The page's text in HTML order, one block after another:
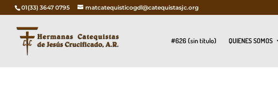
01(33) 3647 0795 matcatequisticogdl@catequistasjc.org
#626 (sin título) QUIENES SOMOS